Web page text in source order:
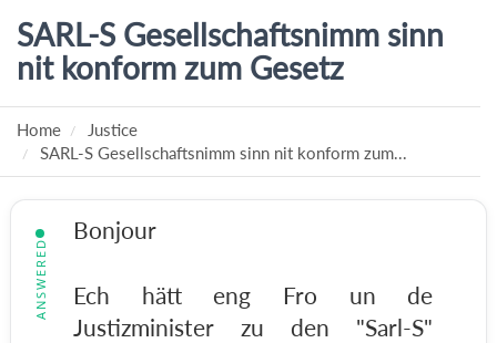
SARL-S Gesellschaftsnimm sinn
nit konform zum Gesetz
Home
Justice
SARL-S Gesellschaftsnimm sinn nit konform zum...
ANSWERED
Bonjour
Ech hätt eng Fro un de
Justizminister zu den "Sarl-S"